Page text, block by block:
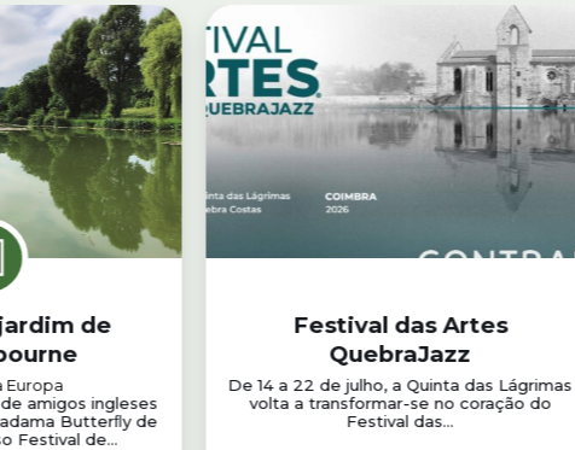
de
Europa
amigos ingleses
Butterﬂy de
Festival de...
Festival das Artes
QuebraJazz
De 14 a 22 de julho, a Quinta das Lágrimas
volta a transformar-se no coração do
Festival das...